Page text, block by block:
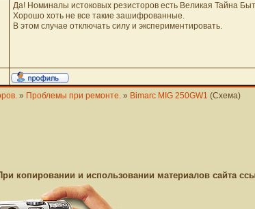
Да! Номиналы истоковых резисторов есть Великая Тайна
Хорошо хоть не все такие зашифрованные.
В этом случае отключать силу и экспериментировать.
» Проблемы при ремонте. » Bimarc MIG 250GW1 (Схема)
копировании и использовании материалов сайта